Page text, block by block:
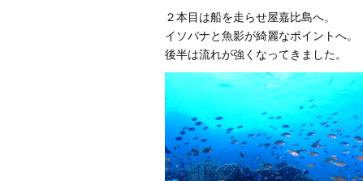
２本目は船を走らせ屋嘉比島へ。
イソバナと魚影が綺麗なポイントへ。
後半は流れが強くなってきました。